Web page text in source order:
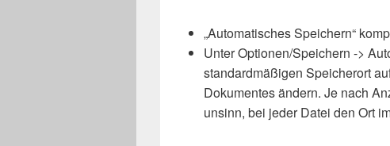
„Automatisches Speichern“
Unter Optionen/Speichern ->
standardmäßigen Speicherort
Dokumentes ändern. Je nach
unsinn, bei jeder Datei den Ort